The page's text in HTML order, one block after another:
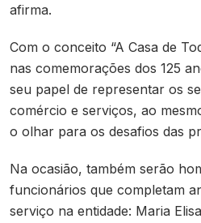
afirma.
Com o conceito “A Casa de
nas comemorações dos 125
seu papel de representar os
comércio e serviços, ao
o olhar para os desafios das
Na ocasião, também serão
funcionários que completam
serviço na entidade: Maria